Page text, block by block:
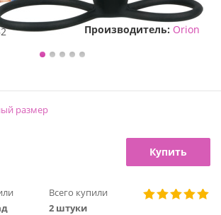
Производитель: Orion
размер
Купить
Всего купили
2 штуки